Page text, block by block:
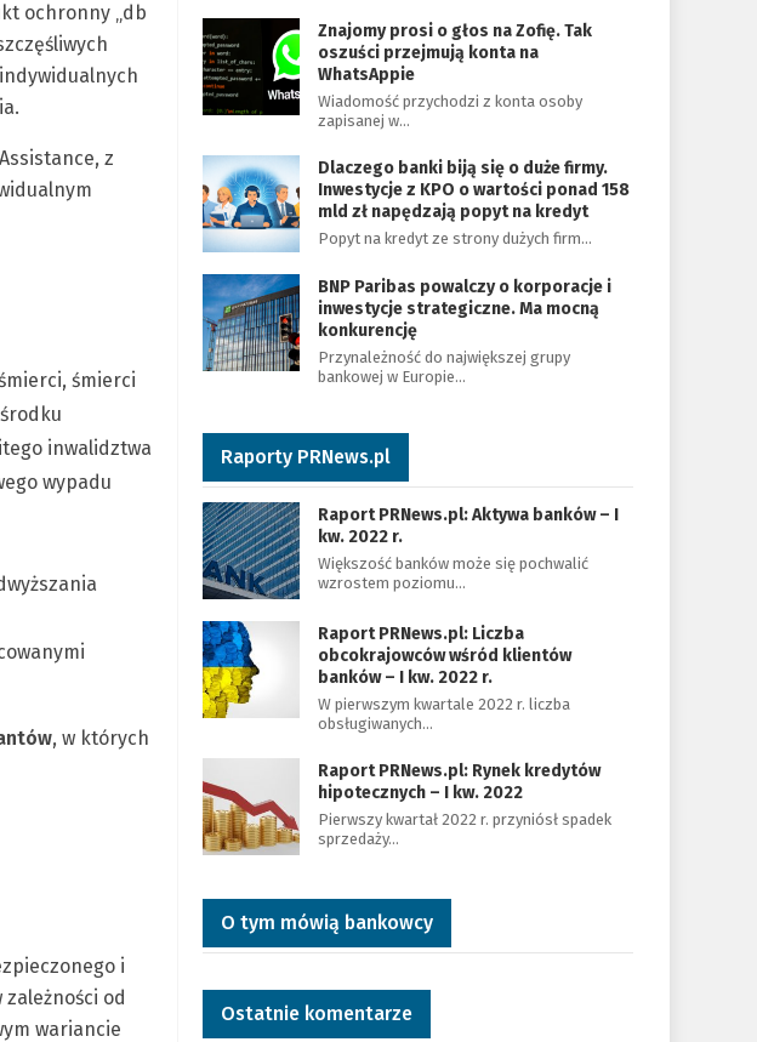
ochronny „db
z
śmierci
inwalidztwa
wypadu
, w których
i
od
wariancie
Znajomy prosi o głos na Zofię. Tak
oszuści przejmują konta na
WhatsAppie
Wiadomość przychodzi z konta osoby
zapisanej w…
Dlaczego banki biją się o duże firmy.
Inwestycje z KPO o wartości ponad 158
mld zł napędzają popyt na kredyt
Popyt na kredyt ze strony dużych firm…
BNP Paribas powalczy o korporacje i
inwestycje strategiczne. Ma mocną
konkurencję
Przynależność do największej grupy
bankowej w Europie…
Raporty PRNews.pl
Raport PRNews.pl: Aktywa banków – I
kw. 2022 r.
Większość banków może się pochwalić
wzrostem poziomu…
Raport PRNews.pl: Liczba
obcokrajowców wśród klientów
banków – I kw. 2022 r.
W pierwszym kwartale 2022 r. liczba
obsługiwanych…
Raport PRNews.pl: Rynek kredytów
hipotecznych – I kw. 2022
Pierwszy kwartał 2022 r. przyniósł spadek
sprzedaży…
O tym mówią bankowcy
Ostatnie komentarze